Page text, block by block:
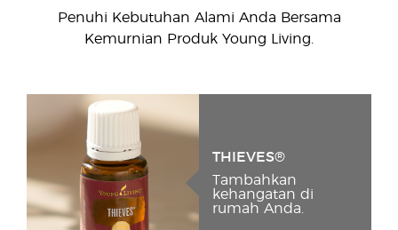
Penuhi Kebutuhan Alami Anda Bersama
Kemurnian Produk Young Living.
THIEVES®
Tambahkan
kehangatan di
rumah Anda.